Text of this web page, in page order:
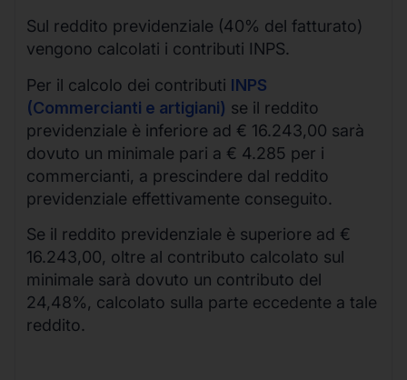
Sul reddito previdenziale (40% del fatturato)
vengono calcolati i contributi INPS.
Per il calcolo dei contributi INPS
(Commercianti e artigiani) se il reddito
previdenziale è inferiore ad € 16.243,00 sarà
dovuto un minimale pari a € 4.285 per i
commercianti, a prescindere dal reddito
previdenziale effettivamente conseguito.
Se il reddito previdenziale è superiore ad €
16.243,00, oltre al contributo calcolato sul
minimale sarà dovuto un contributo del
24,48%, calcolato sulla parte eccedente a tale
reddito.